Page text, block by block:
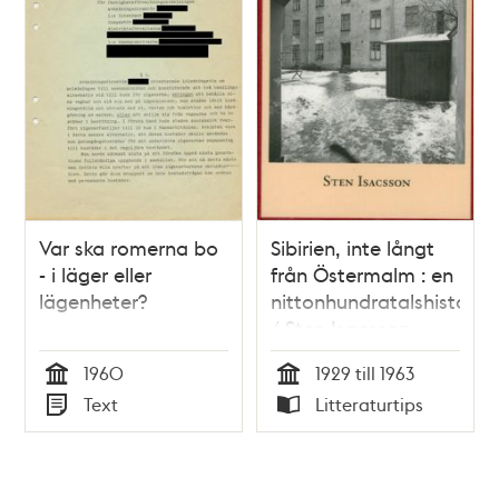
Var ska romerna bo
- i läger eller
lägenheter?
Tid
1960
Typ
Text
Sibirien, inte långt
från Östermalm : en
nittonhundratalshistoria
/ Sten Isacsson
Tid
1929 till 1963
Typ
Litteraturtips